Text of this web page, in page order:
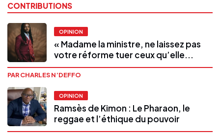
CONTRIBUTIONS
OPINION
« Madame la ministre, ne laissez pas
votre réforme tuer ceux qu’elle...
PAR CHARLES N’DEFFO
OPINION
Ramsès de Kimon : Le Pharaon, le
reggae et l’éthique du pouvoir